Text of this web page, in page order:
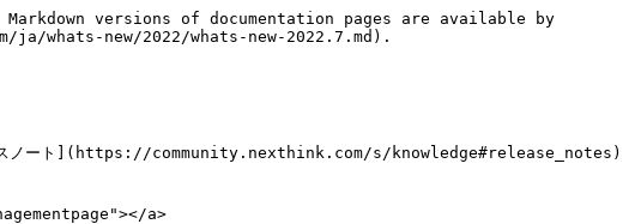
versions of documentation pages are available by
whats-new/2022/whats-new-2022.7.md).
リリースノート](https://community.nexthink.com/s/knowledge#release_notes)
a>